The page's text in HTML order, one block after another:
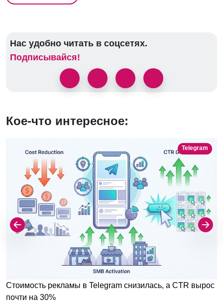
Нас удобно читать в соцсетях.
Подписывайся!
Кое-что интересное:
Telegram
Стоимость рекламы в Telegram снизилась, а CTR вырос
почти на 30%